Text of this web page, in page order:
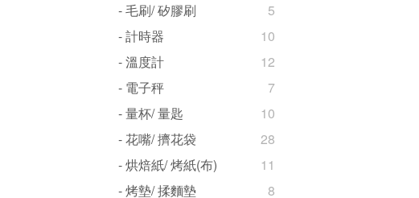
- 毛刷/ 矽膠刷
5
- 計時器
10
- 溫度計
12
- 電子秤
7
- 量杯/ 量匙
10
- 花嘴/ 擠花袋
28
- 烘焙紙/ 烤紙(布)
11
- 烤墊/ 揉麵墊
8